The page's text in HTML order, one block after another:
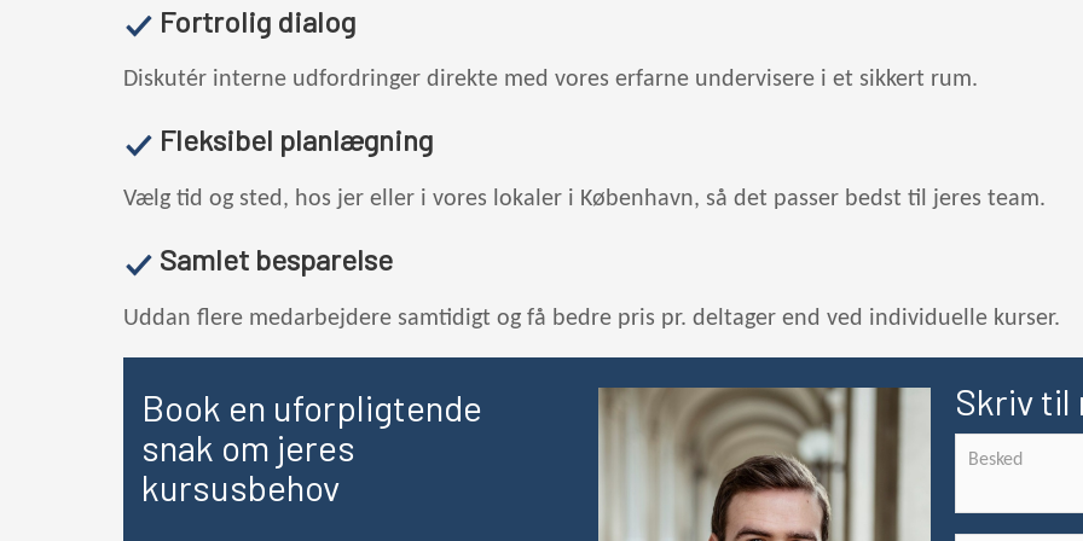
Fortrolig dialog
Diskutér interne udfordringer direkte med vores erfarne undervisere i et sikkert rum.
Fleksibel planlægning
Vælg tid og sted, hos jer eller i vores lokaler i København, så det passer bedst til jeres team.
Samlet besparelse
Uddan flere medarbejdere samtidigt og få bedre pris pr. deltager end ved individuelle kurser.
Book en uforpligtende
snak om jeres
kursusbehov
Skriv til